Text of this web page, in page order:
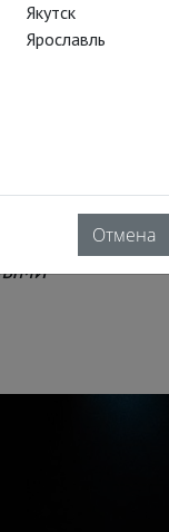
режим
Якутск
Ярославль
Отмена